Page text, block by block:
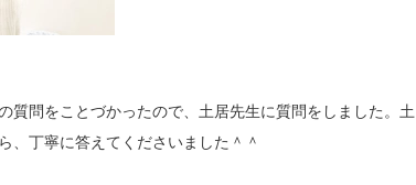
質問をことづかったので、土居先生に質問をしました。土
、丁寧に答えてくださいました＾＾